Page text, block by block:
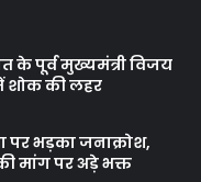
के पूर्व मुख्यमंत्री विजय
शोक की लहर
पर भड़का जनाक्रोश,
मांग पर अड़े भक्त